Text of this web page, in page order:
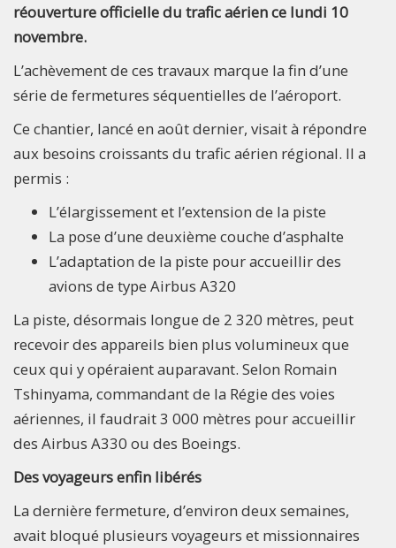
réouverture officielle du trafic aérien ce lundi 10
novembre.
L’achèvement de ces travaux marque la fin d’une
série de fermetures séquentielles de l’aéroport.
Ce chantier, lancé en août dernier, visait à répondre
aux besoins croissants du trafic aérien régional. Il a
permis :
L’élargissement et l’extension de la piste
La pose d’une deuxième couche d’asphalte
L’adaptation de la piste pour accueillir des
avions de type Airbus A320
La piste, désormais longue de 2 320 mètres, peut
recevoir des appareils bien plus volumineux que
ceux qui y opéraient auparavant. Selon Romain
Tshinyama, commandant de la Régie des voies
aériennes, il faudrait 3 000 mètres pour accueillir
des Airbus A330 ou des Boeings.
Des voyageurs enfin libérés
La dernière fermeture, d’environ deux semaines,
avait bloqué plusieurs voyageurs et missionnaires